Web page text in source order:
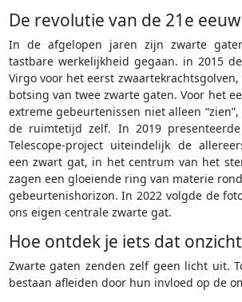
De revolutie van de 21e eeuw
In de afgelopen jaren zijn zwarte
tastbare werkelijkheid gegaan. in 2015
Virgo voor het eerst
botsing van twee zwarte gaten. Voor het
extreme gebeurtenissen niet alleen “zien”,
de ruimtetijd zelf. In 2019
Telescope-project uiteindelijk de
een zwart gat, in het centrum van het
zagen een gloeiende ring van materie
gebeurtenishorizon. In 2022 volgde de
ons eigen centrale zwarte gat.
Hoe ontdek je iets dat
Zwarte gaten zenden zelf geen licht uit.
bestaan afleiden door hun invloed op de